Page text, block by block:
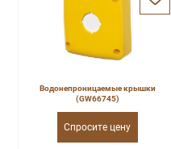
Водонепроницаемые крышки
(GW66745)
Спросите цену